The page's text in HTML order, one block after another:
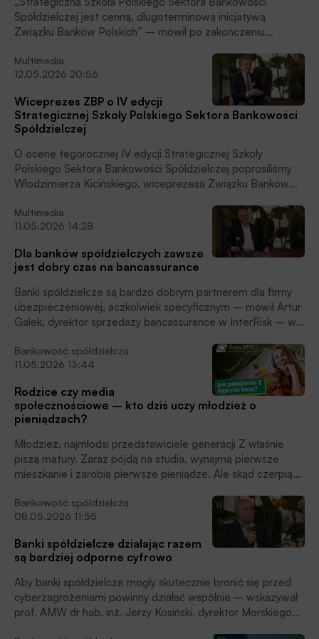
Spółdzielczej jest cenną, długoterminową inicjatywą
Związku Banków Polskich” – mówił po zakończeniu
Bartłomiej Nocoń, dyrektor Zespołu Systemów Płatniczych i
Bankowości Elektronicznej w Związku Banków Polskich,
członek zarządu Europejskiej Rady ds. Płatności (EPC).
Multimedia
12.05.2026 20:56
Wiceprezes ZBP o IV edycji
Strategicznej Szkoły Polskiego Sektora Bankowości
Spółdzielczej
O ocenę tegorocznej IV edycji Strategicznej Szkoły
Polskiego Sektora Bankowości Spółdzielczej poprosiliśmy
Włodzimierza Kicińskiego, wiceprezesa Związku Banków
wydarzenia.
Multimedia
11.05.2026 14:28
Dla banków spółdzielczych zawsze
jest dobry czas na bancassurance
Banki spółdzielcze są bardzo dobrym partnerem dla firmy
ubezpieczeniowej, aczkolwiek specyficznym – mówił Artur
Gałek, dyrektor sprzedaży bancassurance w InterRisk – w
Szkoły Polskiego Sektora Bankowości Spółdzielczej 2026.
Bankowość spółdzielcza
11.05.2026 13:44
Rodzice czy media
społecznościowe – kto dziś uczy młodzież o
pieniądzach?
Młodzież, najmłodsi przedstawiciele generacji Z właśnie
piszą matury. Zaraz pójdą na studia, wynajmą pierwsze
mieszkanie i zarobią pierwsze pieniądze. Ale skąd czerpią
rodziców. Z mediów społecznościowych. Przynajmniej tak
deklarują w badaniu „Jak pokolenie Z ogarnia kasę?”, które
przeprowadziła agencja PBS na zlecenie Banku BPS i
banków spółdzielczych z Grupy BPS, czytamy w informacji
prasowej.
Bankowość spółdzielcza
08.05.2026 11:55
Banki spółdzielcze działając razem
są bardziej odporne cyfrowo
Aby banki spółdzielcze mogły skutecznie bronić się przed
cyberzagrożeniami powinny działać wspólnie – wskazywał
prof. AMW dr hab. inż. Jerzy Kosiński, dyrektor Morskiego